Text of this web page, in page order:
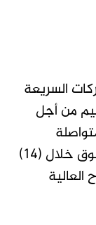
السريعة
من أجل
بارجاعها في وقت استثنائي وغير مسبوق خلال (14)
العالية